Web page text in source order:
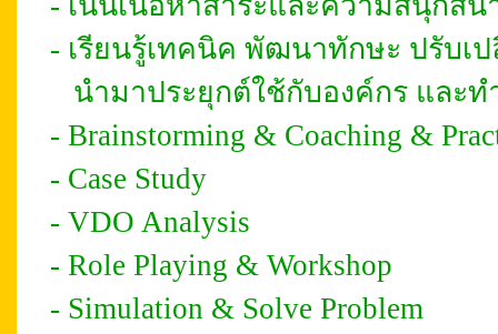
- เรียนรู้เทคนิค พัฒนาทักษะ ปรับเ
นำมาประยุกต์ใช้กับองค์กร และท
- Brainstorming & Coaching &
- Case Study
- VDO Analysis
- Role Playing & Workshop
- Simulation & Solve Problem